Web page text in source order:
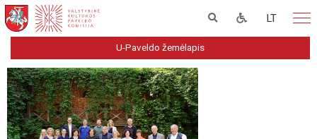
LT
U-Paveldo žemėlapis